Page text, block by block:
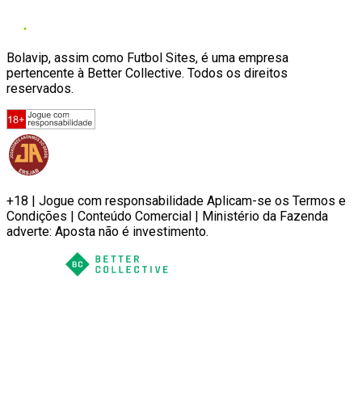
Bolavip, assim como Futbol Sites, é uma empresa
pertencente à Better Collective. Todos os direitos
reservados.
+18 | Jogue com responsabilidade Aplicam-se os Termos e
Condições | Conteúdo Comercial | Ministério da Fazenda
adverte: Aposta não é investimento.